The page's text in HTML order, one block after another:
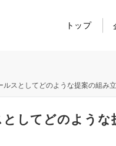
トップ
ルスとしてどのような提案の組み
してどのような